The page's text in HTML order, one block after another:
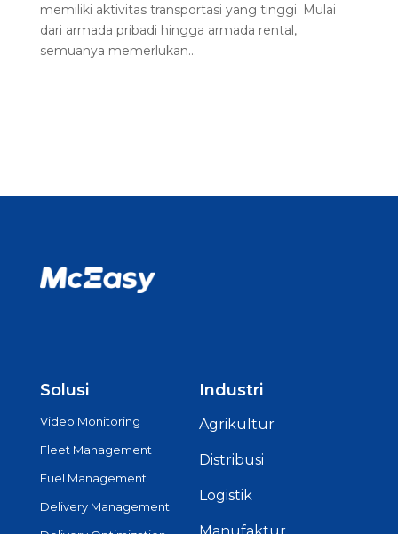
memiliki aktivitas transportasi yang tinggi. Mulai
dari armada pribadi hingga armada rental,
semuanya memerlukan...
Solusi
Video Monitoring
Fleet Management
Fuel Management
Delivery Management
Industri
Agrikultur
Distribusi
Logistik